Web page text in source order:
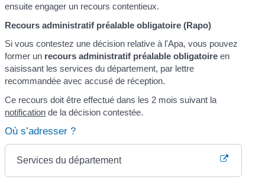
ensuite engager un recours contentieux.
Recours administratif préalable obligatoire (Rapo)
Si vous contestez une décision relative à l'Apa, vous pouvez
former un recours administratif préalable obligatoire en
saisissant les services du département, par lettre
recommandée avec accusé de réception.
Ce recours doit être effectué dans les 2 mois suivant la
notification de la décision contestée.
Où s’adresser ?
Services du département